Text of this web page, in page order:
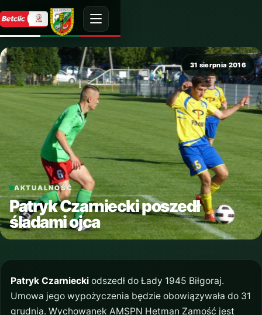
31 sierpnia 2016
AKTUALNOŚĆ
Patryk Czarniecki poszedł
śladami ojca
Patryk Czarniecki odszedł do Łady 1945 Biłgoraj.
Umowa jego wypożyczenia będzie obowiązywała do 31
grudnia. Wychowanek AMSPN Hetman Zamość jest